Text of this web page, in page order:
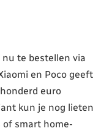
te bestellen via
en Poco geeft
euro
kun je nog lieten
of smart home-